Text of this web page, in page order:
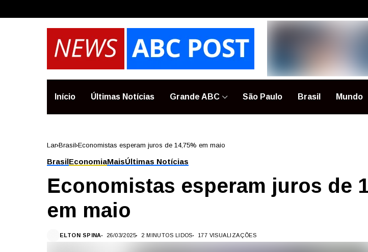
Início Últimas Notícias Grande ABC São Paulo Brasil Mundo
Lar Brasil Economistas esperam juros de 14,75% em maio
BrasilEconomiaMaisÚltimas Notícias
Economistas esperam juros de
em maio
ELTON SPINA 26/03/2025 2 MINUTOS LIDOS 177 VISUALIZAÇÕES